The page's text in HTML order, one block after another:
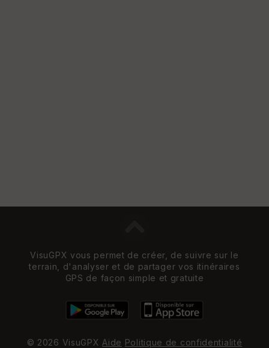
VisuGPX vous permet de créer, de suivre sur le
terrain, d'analyser et de partager vos itinéraires
GPS de façon simple et gratuite
© 2026 VisuGPX Aide Politique de confidentialité